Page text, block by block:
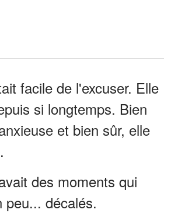
facile de l'excuser. Elle
si longtemps. Bien
et bien sûr, elle
des moments qui
peu... décalés.